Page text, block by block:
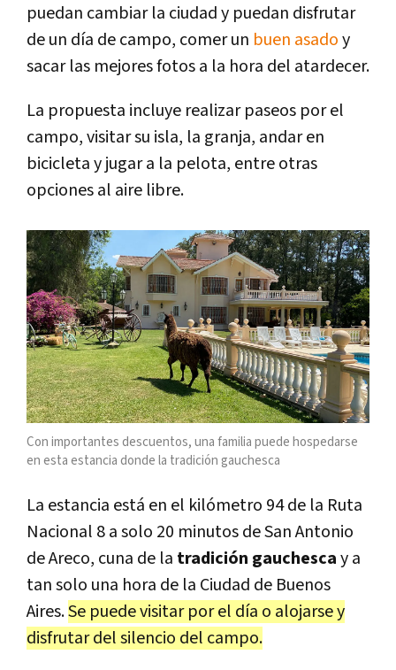
puedan cambiar la ciudad y puedan disfrutar
de un día de campo, comer un buen asadoy
sacar las mejores fotos a la hora del atardecer.
La propuesta incluye realizar paseos por el
campo, visitar su isla, la granja, andar en
bicicleta y jugar a la pelota, entre otras
opciones al aire libre.
Con importantes descuentos, una familia puede hospedarse
en esta estancia donde la tradición gauchesca
La estancia está en el kilómetro 94 de la Ruta
Nacional 8 a solo 20 minutos de San Antonio
de Areco, cuna de la tradición gauchescay a
tan solo una hora de la Ciudad de Buenos
Aires.Se puede visitar por el día o alojarse y
disfrutar del silencio del campo.